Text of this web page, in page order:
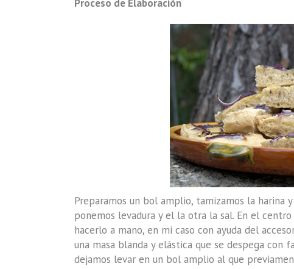
Proceso de Elaboración
Preparamos un bol amplio, tamizamos la harina
ponemos levadura y el la otra la sal. En el
hacerlo a mano, en mi caso con ayuda del
una masa blanda y elástica que se despega con
dejamos levar en un bol amplio al que